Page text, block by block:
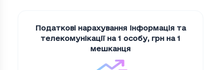
Податкові нарахування Iнформацiя та
телекомунiкацiї на 1 особу, грн на 1
мешканця